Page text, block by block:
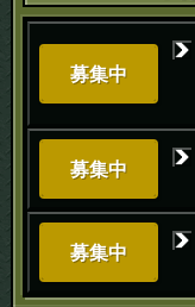
募集中
募集中
募集中